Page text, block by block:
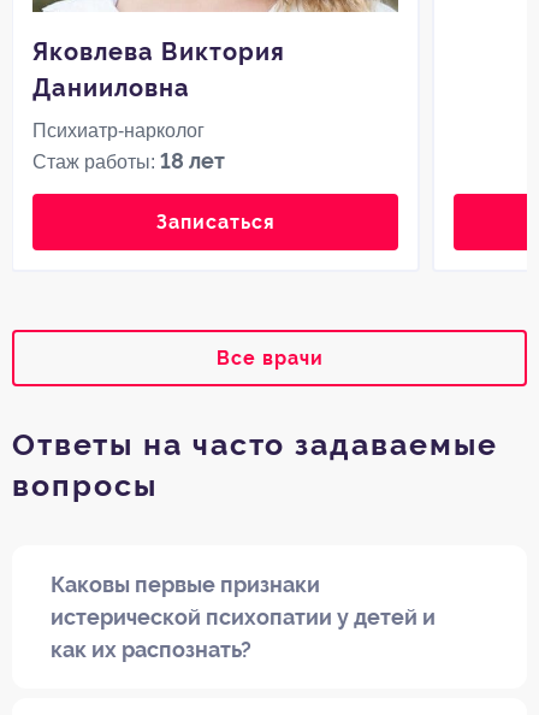
Яковлева Виктория
Данииловна
Психиатр-нарколог
Стаж работы:18 лет
Записаться
Все врачи
Ответы на часто задаваемые
вопросы
Каковы первые признаки
истерической психопатии у детей и
как их распознать?